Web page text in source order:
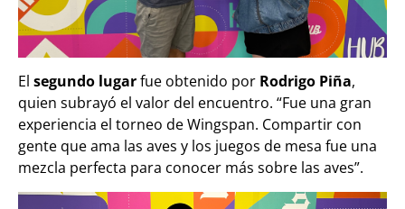
El segundo lugarfue obtenido por Rodrigo Piña,
quien subrayó el valor del encuentro. “Fue una gran
experiencia el torneo de Wingspan. Compartir con
gente que ama las aves y los juegos de mesa fue una
mezcla perfecta para conocer más sobre las aves”.